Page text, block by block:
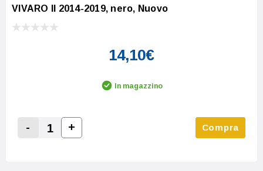
VIVARO II 2014-2019, nero, Nuovo
14,10€
In magazzino
Decrease Quantity:
-
Increase Quantity:
+ Compra